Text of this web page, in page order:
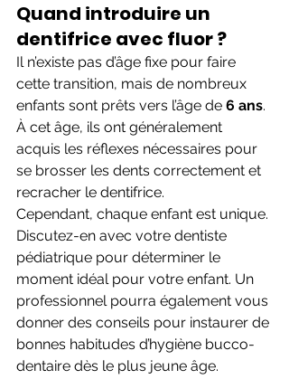
Quand introduire un
dentifrice avec fluor ?
Il n’existe pas d’âge fixe pour faire
cette transition, mais de nombreux
enfants sont prêts vers l’âge de 6 ans.
À cet âge, ils ont généralement
acquis les réflexes nécessaires pour
se brosser les dents correctement et
recracher le dentifrice.
Cependant, chaque enfant est unique.
Discutez-en avec votre dentiste
pédiatrique pour déterminer le
moment idéal pour votre enfant. Un
professionnel pourra également vous
donner des conseils pour instaurer de
bonnes habitudes d’hygiène bucco-
dentaire dès le plus jeune âge.